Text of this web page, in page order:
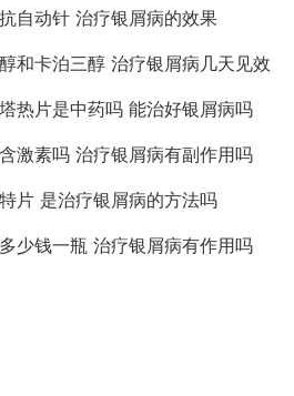
自动针 治疗银屑病的效果
和卡泊三醇 治疗银屑病几天见效
热片是中药吗 能治好银屑病吗
激素吗 治疗银屑病有副作用吗
片 是治疗银屑病的方法吗
少钱一瓶 治疗银屑病有作用吗